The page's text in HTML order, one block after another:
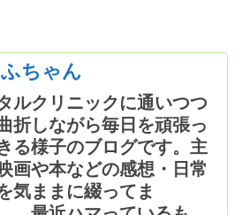
ちゃん
ルクリニックに通いつつ
折しながら毎日を頑張っ
る様子のブログです。主
画や本などの感想・日常
気ままに綴ってま